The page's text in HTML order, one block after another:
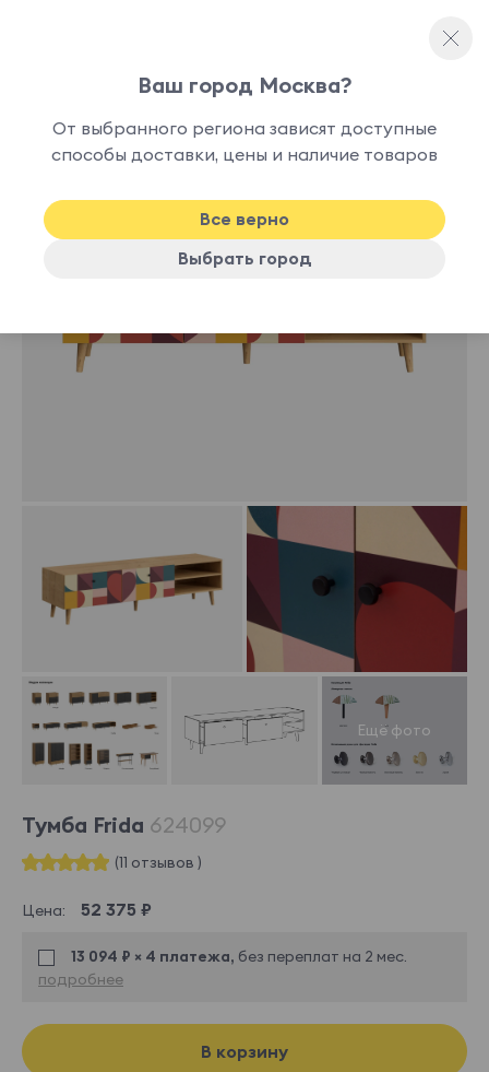
Тумба Frida 624099
(11 отзывов )
Цена: 52 375 ₽
13 094 ₽ × 4 платежа, без переплат на 2 мес.
подробнее
В корзину
Ваш город Москва?
От выбранного региона зависят доступные
способы доставки, цены и наличие товаров
Все верно
Выбрать город